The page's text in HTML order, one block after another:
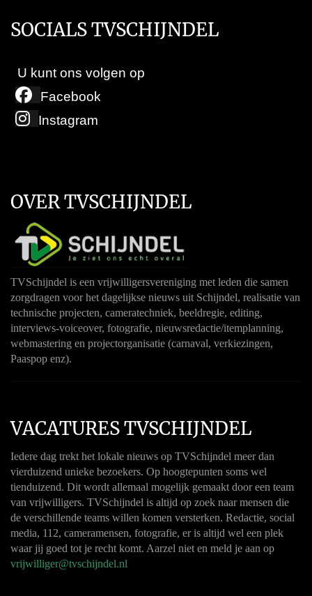
SOCIALS TVSCHIJNDEL
U kunt ons volgen op
Facebook
Instagram
OVER TVSCHIJNDEL
TVSchijndel is een vrijwilligersvereniging met leden die samen
zorgdragen voor het dagelijkse nieuws uit Schijndel, realisatie van
technische projecten, cameratechniek, beeldregie, editing,
interviews-voiceover, fotografie, nieuwsredactie/itemplanning,
webmastering en projectorganisatie (carnaval, verkiezingen,
Paaspop enz).
VACATURES TVSCHIJNDEL
Iedere dag trekt het lokale nieuws op TVSchijndel meer dan
vierduizend unieke bezoekers. Op hoogtepunten soms wel
tienduizend. Dit wordt allemaal mogelijk gemaakt door een team
van vrijwilligers. TVSchijndel is altijd op zoek naar mensen die
de verschillende teams willen komen versterken. Redactie, social
media, 112, cameramensen, fotografie, er is altijd wel een plek
waar jij goed tot je recht komt. Aarzel niet en meld je aan op
vrijwilliger@tvschijndel.nl